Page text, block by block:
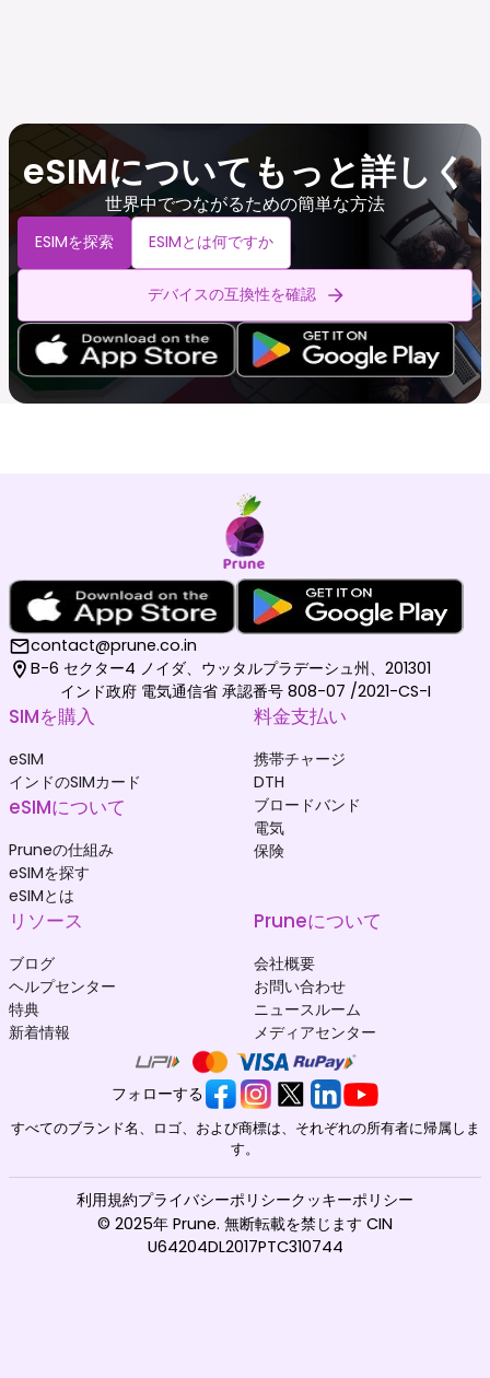
eSIMについてもっと詳しく
世界中でつながるための簡単な方法
ESIMを探索 ESIMとは何ですか
デバイスの互換性を確認
contact@prune.co.in
B-6 セクター4 ノイダ、ウッタルプラデーシュ州、201301
インド政府 電気通信省 承認番号 808-07 /2021-CS-I
SIMを購入
eSIM
インドのSIMカード
eSIMについて
Pruneの仕組み
eSIMを探す
eSIMとは
料金支払い
携帯チャージ
DTH
ブロードバンド
電気
保険
リソース
ブログ
ヘルプセンター
特典
新着情報
Pruneについて
会社概要
お問い合わせ
ニュースルーム
メディアセンター
フォローする
すべてのブランド名、ロゴ、および商標は、それぞれの所有者に帰属しま
す。
© 2025年 Prune. 無断転載を禁じます CIN
U64204DL2017PTC310744
利用規約プライバシーポリシークッキーポリシー